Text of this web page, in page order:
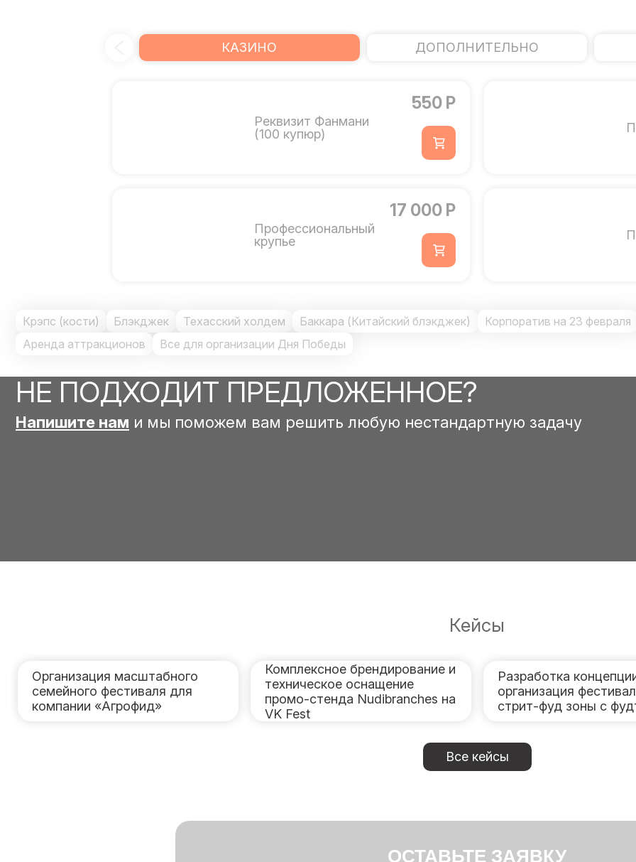
КАЗИНО ДОПОЛНИТЕЛЬНО
Реквизит Фанмани
(100 купюр)
550 Р
Профессиональный
крупье
17 000 Р
Крэпс (кости) Блэкджек Техасский холдем Баккара (Китайский блэкджек) Корпоратив на 23 февраля
Аренда аттракционов
Все для организации Дня Победы
НЕ ПОДХОДИТ ПРЕДЛОЖЕННОЕ?
Напишите нам и мы поможем вам решить любую нестандартную задачу
Кейсы
Организация масштабного
семейного фестиваля для
компании «Агрофид»
Комплексное брендирование и
техническое оснащение
промо-стенда Nudibranches на
VK Fest
Разработка
организация
стрит-фуд зоны с
Все кейсы
ОСТАВЬТЕ ЗАЯВКУ